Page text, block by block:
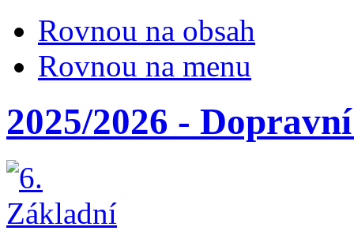
Rovnou na obsah
Rovnou na menu
2025/2026 -